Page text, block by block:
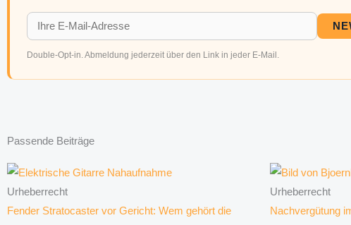
Double-Opt-in. Abmeldung jederzeit über den Link in jeder E-Mail.
Passende Beiträge
Urheberrecht
Fender Stratocaster vor Gericht: Wem gehört die
Urheberrecht
Nachvergütung